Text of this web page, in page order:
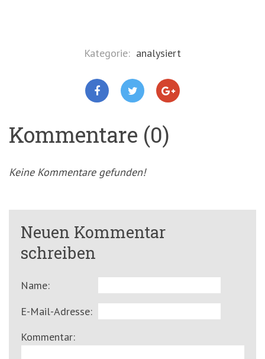
Kategorie: analysiert
Kommentare (0)
Keine Kommentare gefunden!
Neuen Kommentar
schreiben
Name:
E-Mail-Adresse:
Kommentar: